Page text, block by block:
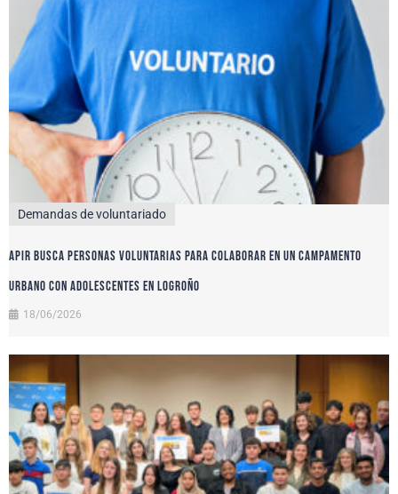
Demandas de voluntariado
APIR busca personas voluntarias para colaborar en un campamento
urbano con adolescentes en Logroño
18/06/2026